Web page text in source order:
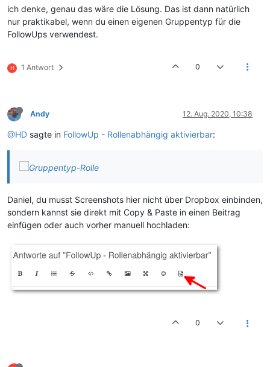
ich denke, genau das wäre die Lösung. Das ist dann natürlich
nur praktikabel, wenn du einen eigenen Gruppentyp für die
FollowUps verwendest.
H 1 Antwort 0
Andy 12. Aug. 2020, 10:38
@HD sagte in FollowUp - Rollenabhängig aktivierbar:
Daniel, du musst Screenshots hier nicht über Dropbox einbinden,
sondern kannst sie direkt mit Copy & Paste in einen Beitrag
einfügen oder auch vorher manuell hochladen:
0